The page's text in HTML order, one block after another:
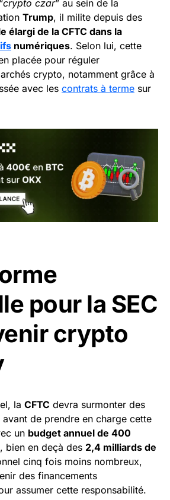
crypto czar” au sein de la
Trump, il milite depuis des
élargi de la CFTC dans la
numériques. Selon lui, cette
placée pour réguler
crypto, notamment grâce à
avec les contrats à terme sur
pour la SEC
crypto
la CFTC devra surmonter des
de prendre en charge cette
un budget annuel de 400
, bien en deçà des 2,4 milliards de
cinq fois moins nombreux,
des financements
assumer cette responsabilité.